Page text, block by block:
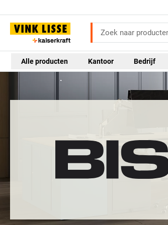
Alle producten Kantoor Bedrijf